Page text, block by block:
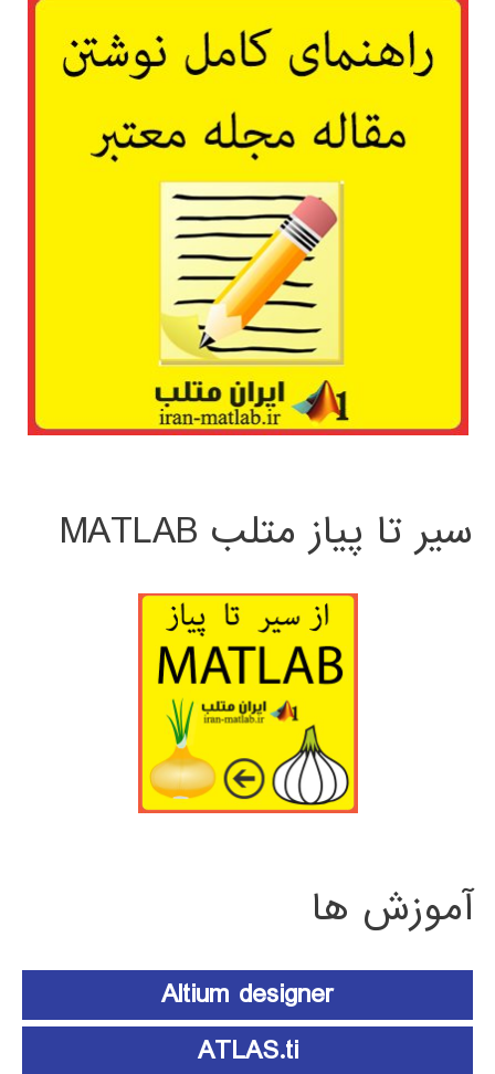
سیر تا پیاز متلب MATLAB
آموزش ها
Altium designer
ATLAS.ti